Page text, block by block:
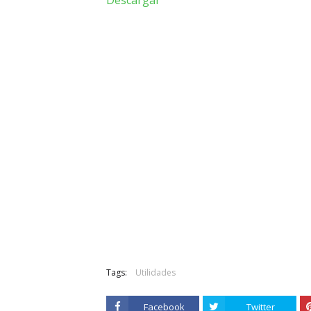
Tags: Utilidades
Facebook Twitter